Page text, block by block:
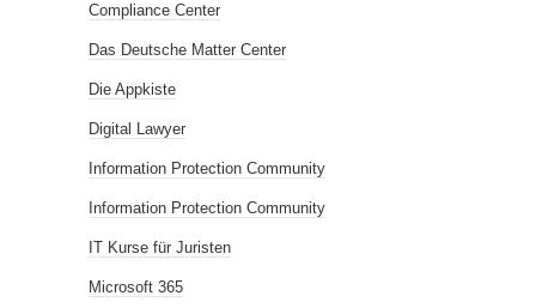
Compliance Center
Das Deutsche Matter Center
Die Appkiste
Digital Lawyer
Information Protection Community
Information Protection Community
IT Kurse für Juristen
Microsoft 365